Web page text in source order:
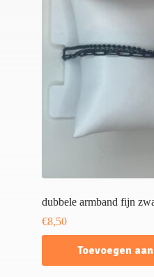
dubbele armband fijn
€8,50
Toevoegen